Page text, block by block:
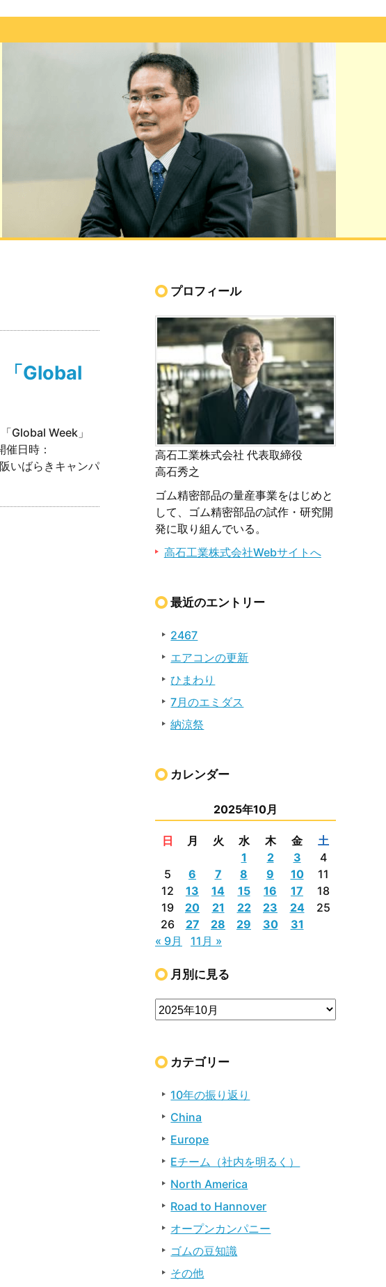
「Global
Global Week」
日時：
いばらきキャンパ
プロフィール
高石工業株式会社 代表取締役
高石秀之
ゴム精密部品の量産事業をはじめと
して、ゴム精密部品の試作・研究開
発に取り組んでいる。
高石工業株式会社Webサイトへ
最近のエントリー
2467
エアコンの更新
ひまわり
7月のエミダス
納涼祭
カレンダー
2025年10月
日 月 火 水 木 金
土
1
2 3
4
5
6 7 8 9 10
11
12
13 14 15 16 17
18
19
20 21 22 23 24
25
26
27 28 29 30
31
« 9月
11月 »
月別に見る
カテゴリー
10年の振り返り
China
Europe
Eチーム（社内を明るく）
North America
Road to Hannover
オープンカンパニー
ゴムの豆知識
その他